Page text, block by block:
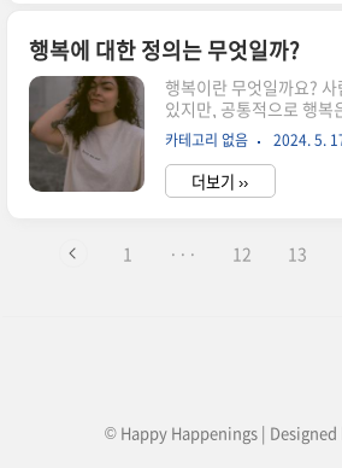
비하는 경향이 있어 혈당
고 있습니다. 혈당을 유
심혈관 질환과 같은 질병
유지하는 데 중요합니다.
경우 영양제를 복용하는
될 수 있습니다. 영양제
하고 인슐린 민감성을 향
행복에 대한 정의는 무엇일까?
행복이란 무엇일까요?
있지만, 공통적으로 행복
상태를 의미합니다. 이는
음의 평안과 만족에서 비
인 감정일 수도 있고, 지
있습니다. 중요한 것은 스
카테고리 없음 2024. 5.
더보기 ››
1 ··· 12 13
© Happy Happenings | Designed